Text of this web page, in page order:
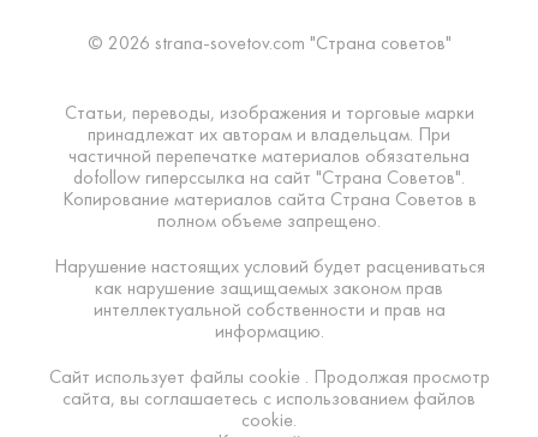
© 2026 strana-sovetov.com "Страна советов"
Статьи, переводы, изображения и торговые марки
принадлежат их авторам и владельцам. При
частичной перепечатке материалов обязательна
dofollow гиперссылка на сайт "Страна Советов".
Копирование материалов сайта Страна Советов в
полном объеме запрещено.
Нарушение настоящих условий будет расцениваться
как нарушение защищаемых законом прав
интеллектуальной собственности и прав на
информацию.
Сайт использует файлы cookie . Продолжая просмотр
сайта, вы соглашаетесь с использованием файлов
cookie.